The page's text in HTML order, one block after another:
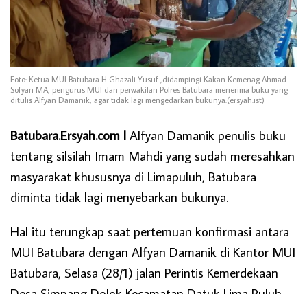
Foto: Ketua MUI Batubara H Ghazali Yusuf ,didampingi Kakan Kemenag Ahmad
Sofyan MA, pengurus MUI dan perwakilan Polres Batubara menerima buku yang
ditulis Alfyan Damanik, agar tidak lagi mengedarkan bukunya.(ersyah.ist)
Batubara.Ersyah.com l Alfyan Damanik penulis buku
tentang silsilah Imam Mahdi yang sudah meresahkan
masyarakat khususnya di Limapuluh, Batubara
diminta tidak lagi menyebarkan bukunya.
Hal itu terungkap saat pertemuan konfirmasi antara
MUI Batubara dengan Alfyan Damanik di Kantor MUI
Batubara, Selasa (28/1) jalan Perintis Kemerdekaan